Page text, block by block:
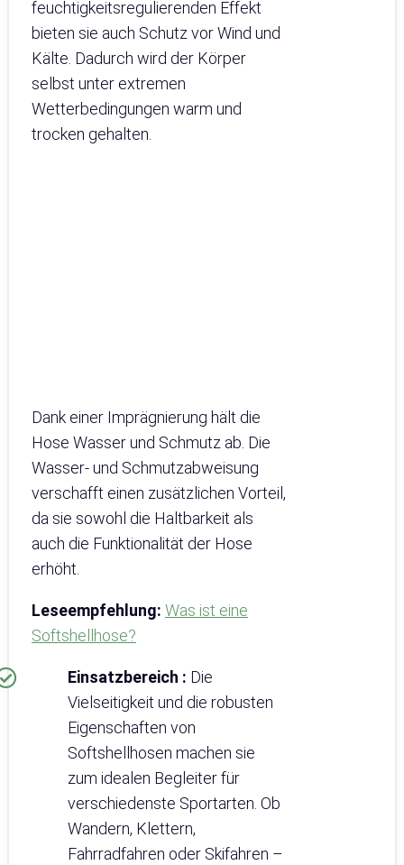
feuchtigkeitsregulierenden Effekt
bieten sie auch Schutz vor Wind und
Kälte. Dadurch wird der Körper
selbst unter extremen
Wetterbedingungen warm und
trocken gehalten.
Dank einer Imprägnierung hält die
Hose Wasser und Schmutz ab. Die
Wasser- und Schmutzabweisung
verschafft einen zusätzlichen Vorteil,
da sie sowohl die Haltbarkeit als
auch die Funktionalität der Hose
erhöht.
Leseempfehlung: Was ist eine
Softshellhose?
Einsatzbereich : Die
Vielseitigkeit und die robusten
Eigenschaften von
Softshellhosen machen sie
zum idealen Begleiter für
verschiedenste Sportarten. Ob
Wandern, Klettern,
Fahrradfahren oder Skifahren –